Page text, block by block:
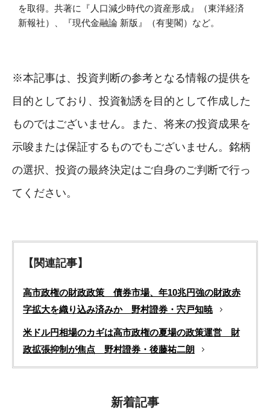
を取得。共著に『人口減少時代の資産形成』（東洋経済
新報社）、『現代金融論 新版』（有斐閣）など。
※本記事は、投資判断の参考となる情報の提供を
目的としており、投資勧誘を目的として作成した
ものではございません。また、将来の投資成果を
示唆または保証するものでもございません。銘柄
の選択、投資の最終決定はご自身のご判断で行っ
てください。
【関連記事】
高市政権の財政政策 債券市場、年10兆円強の財政赤
字拡大を織り込み済みか 野村證券・宍戸知暁
米ドル円相場のカギは高市政権の夏場の政策運営 財
政拡張抑制が焦点 野村證券・後藤祐二朗
新着記事